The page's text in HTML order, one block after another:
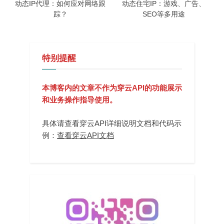
动态IP代理：如何应对网络跟
踪？
动态住宅IP：游戏、广告、
SEO等多用途
特别提醒
本博客内的文章不作为穿云API的功能展示
和业务操作指导使用。
具体请查看穿云API详细说明文档和代码示
例： 查看穿云API文档